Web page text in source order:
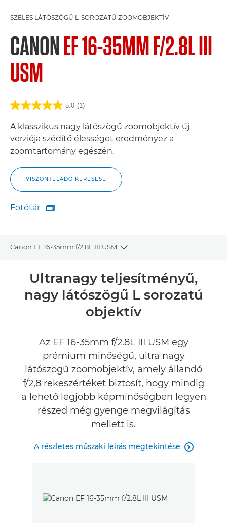
SZÉLES LÁTÓSZÖGŰ L-SOROZATÚ ZOOMOBJEKTÍV
CANONEF 16-35MM F/2.8L III
USM
5.0 (1)
A klasszikus nagy látószögű zoomobjektív új
verziója szédítő élességet eredményez a
zoomtartomány egészén.
VISZONTELADÓ KERESÉSE
Fotótár
Fotótár

Canon EF 16-35mm f/2.8L III USM
Toggle breadcrumbs
Áttekintés
Műszaki adatok
Ultranagy teljesítményű,
nagy látószögű L sorozatú
objektív
Az EF 16-35mm f/2.8L III USM egy
prémium minőségű, ultra nagy
látószögű zoomobjektív, amely állandó
f/2,8 rekeszértéket biztosít, hogy mindig
a lehető legjobb képminőségben legyen
részed még gyenge megvilágítás
mellett is.
A részletes műszaki leírás megtekintése 